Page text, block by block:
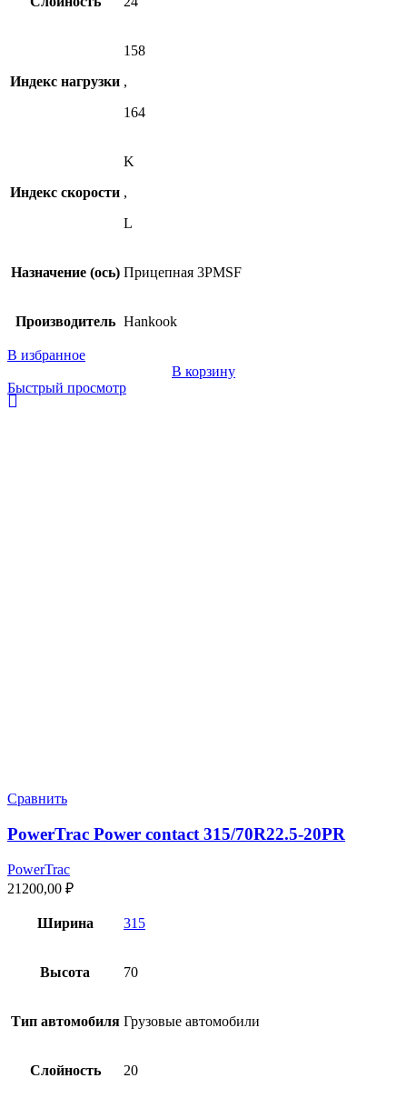
Индекс нагрузки
158
,
164
Индекс скорости
K
,
L
Назначение (ось) Прицепная 3PMSF
Производитель Hankook
В избранное
В корзину
Быстрый просмотр
Сравнить
PowerTrac Power contact 315/70R22.5-20PR
PowerTrac
21200,00 ₽
Ширина 315
Высота 70
Тип автомобиля Грузовые автомобили
Слойность 20